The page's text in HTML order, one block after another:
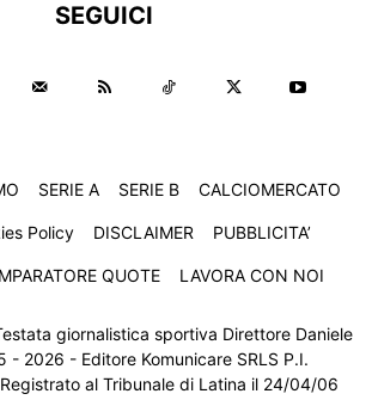
SEGUICI
SERIE A SERIE B CALCIOMERCATO
Policy DISCLAIMER PUBBLICITA’
QUOTE LAVORA CON NOI
giornalistica sportiva Direttore Daniele
- 2026 - Editore Komunicare SRLS P.I.
al Tribunale di Latina il 24/04/06